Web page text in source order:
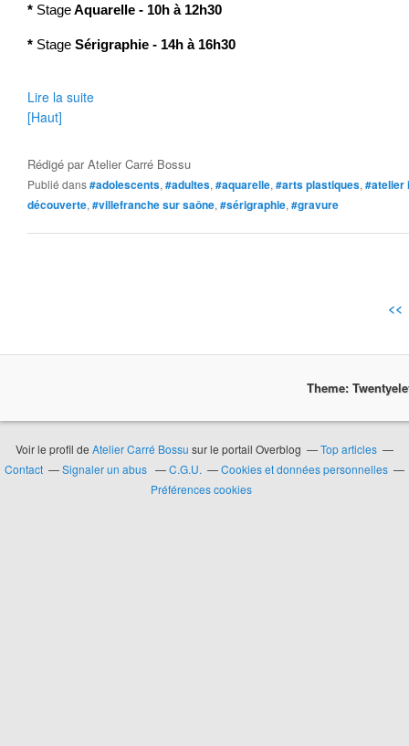
* StageAquarelle - 10h à 12h30
* Stage Sérigraphie - 14h à 16h30
Lire la suite
[Haut]
Rédigé parAtelier Carré Bossu
Publié dans#adolescents, #adultes, #aquarelle, #arts plastiques, #atelier
découverte, #villefranche sur saône, #sérigraphie, #gravure
<<
Theme:
Voir le profil de Atelier Carré Bossu sur le portail Overblog
Top articles
Contact
Signaler un abus C.G.U.
Cookies et données personnelles
Préférences cookies